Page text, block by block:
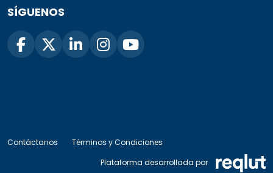
SÍGUENOS
Contáctanos
Términos y Condiciones
Plataforma desarrollada por